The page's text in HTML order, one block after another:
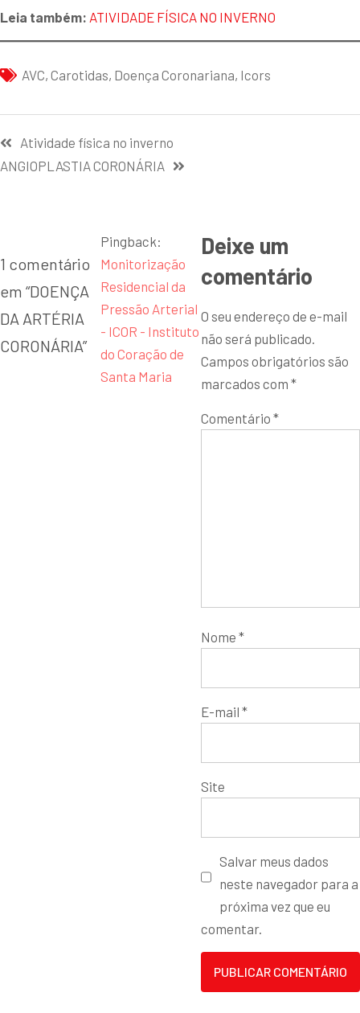
Leia também: ATIVIDADE FÍSICA NO INVERNO
AVC, Carotidas, Doença Coronariana, Icors
Atividade física no inverno
ANGIOPLASTIA CORONÁRIA
1 comentário
em “DOENÇA
DA ARTÉRIA
CORONÁRIA”
Pingback:
Monitorização
Residencial da
Pressão Arterial
- ICOR - Instituto
do Coração de
Santa Maria
Deixe um
comentário
O seu endereço de e-mail
não será publicado.
Campos obrigatórios são
marcados com *
Comentário *
Nome *
E-mail *
Site
Salvar meus dados
neste navegador para a
próxima vez que eu
comentar.